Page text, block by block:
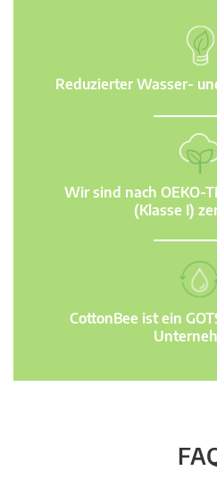
Reduzierter Wasser-
Wir sind nach OEKO-
(Klasse I)
CottonBee ist ein